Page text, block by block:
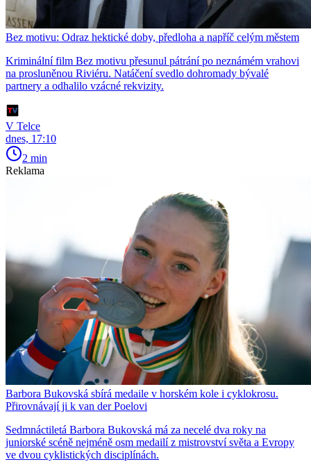
Bez motivu: Odraz hektické doby, předloha a napříč celým městem
Kriminální film Bez motivu přesunul pátrání po neznámém vrahovi
na prosluněnou Riviéru. Natáčení svedlo dohromady bývalé
partnery a odhalilo vzácné rekvizity.
V Telce
dnes, 17:10
2 min
Reklama
Barbora Bukovská sbírá medaile v horském kole i cyklokrosu.
Přirovnávají ji k van der Poelovi
Sedmnáctiletá Barbora Bukovská má za necelé dva roky na
juniorské scéně nejméně osm medailí z mistrovství světa a Evropy
ve dvou cyklistických disciplínách.